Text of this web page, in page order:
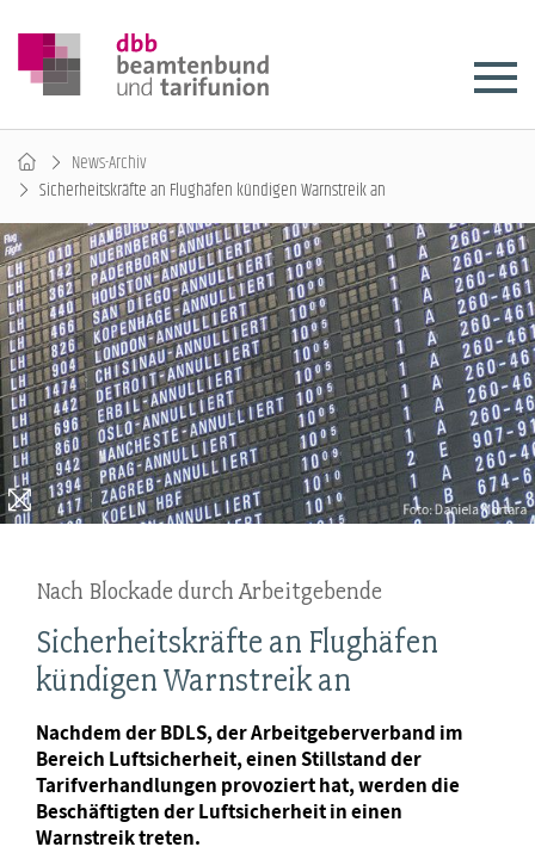
News-Archiv
Sicherheitskräfte an Flughäfen kündigen Warnstreik an
Nach Blockade durch Arbeitgebende
Sicherheitskräfte an Flughäfen
kündigen Warnstreik an
Nachdem der BDLS, der Arbeitgeberverband im
Bereich Luftsicherheit, einen Stillstand der
Tarifverhandlungen provoziert hat, werden die
Beschäftigten der Luftsicherheit in einen
Warnstreik treten.